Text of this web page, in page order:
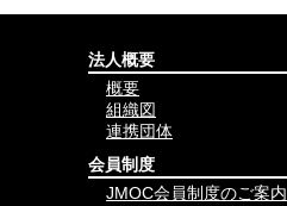
法人概要
概要
組織図
連携団体
会員制度
JMOC会員制度のご案内